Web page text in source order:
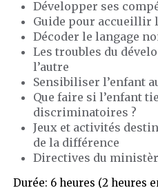
Développer ses
Guide pour accueillir
Décoder le langage
Les troubles du
l’autre
Sensibiliser l’enfant
Que faire si l’enfant
discriminatoires ?
Jeux et activités
de la différence
Directives du
Durée: 6 heures (2 heures